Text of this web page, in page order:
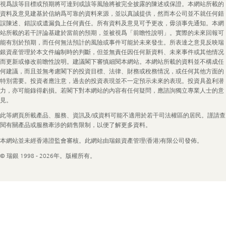
視爲該等目標或預期將可達到或該等風險將被完全披露的陳述或保證。本網站所載的
資料及意見建基於信納爲可靠的資料來源，並以真誠提供，然而本公司並不就任何錯
誤陳述、錯誤或遺漏負上任何責任。所有資料及意見可予更改，毋須事先通知。本網
站所載的若干評論基建於當前的預期，並被視爲「前瞻性說明」。實際的未來回報可
能有別於預期，而任何無法預計的風險或事件可能於未來發生。所表達之意見反映瑞
銀資産管理於本文件編制時的判斷，但並無責任因任何新資料、未來事件或其他情况
而更新或修改前瞻性說明。建議閣下審慎細閱本網站。本網站所載的資料並不構成任
何建議，而且並無考慮閣下的投資目標、法律、財務或稅務情况，或任何其他方面的
特別需要。投資者應注意，過去的投資表現並不一定預示未來的表現。投資具盈利潜
力，亦可能錄得虧損。若閣下對本網站的內容有任何疑問，應諮詢獨立專業人士的意
見。
此等網頁所載產品、服務、資訊及/或資料可能不適用於若干司法權區的居民。謹請查
閱有關產品或服務牽涉的銷售限制，以便了解更多資料。
本網站並未經香港證監會審核。此網站由瑞銀資產管理(香港)有限公司發佈。
© 瑞銀 1998 - 2026年。版權所有。